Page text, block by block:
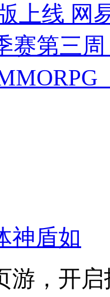
上线 网
赛第三
神盾如
，开启